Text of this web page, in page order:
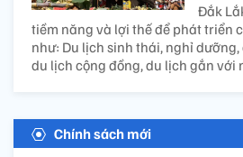
Đắk
tiềm năng và lợi thế để phát triển
như: Du lịch sinh thái, nghỉ
du lịch cộng đồng, du lịch gắn với
Chính sách mới